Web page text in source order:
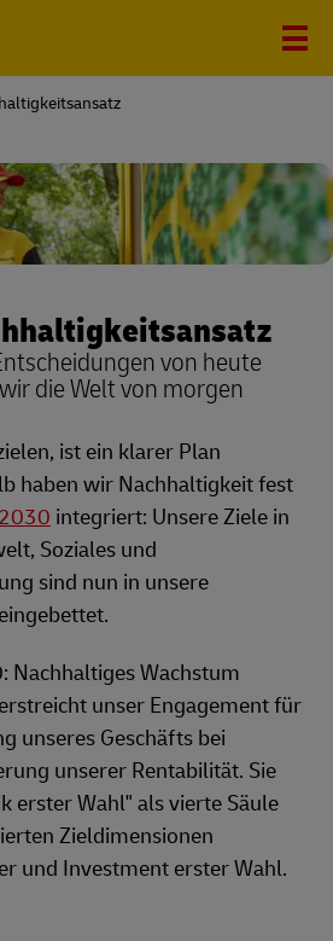
von heute
die Welt von morgen
ist ein klarer Plan
haben wir Nachhaltigkeit fest
integriert: Unsere Ziele in
Soziales und
sind nun in unsere
Nachhaltiges Wachstum
unser Engagement für
unseres Geschäfts bei
unserer Rentabilität. Sie
erster Wahl" als vierte Säule
Zieldimensionen
und Investment erster Wahl.